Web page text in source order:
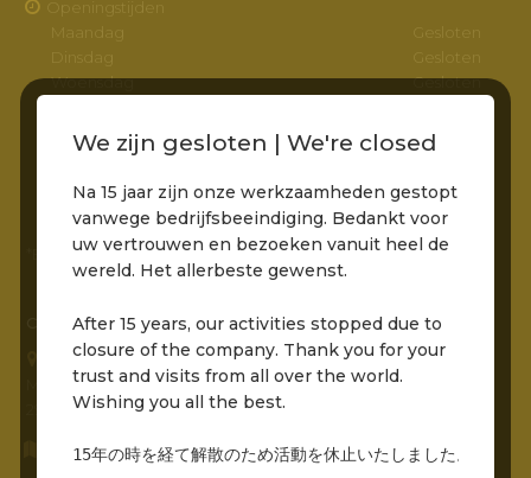
Openingstijden
Maandag
Gesloten
Dinsdag
Gesloten
Woensdag
Gesloten
Vrijdag
11:00 – 22:00
Zaterdag
11:00 – 22:00
*Entree via het pad naar de molens is bereikbaar
CONTACTGEGEVENS
Grandcafé Buena Vista B.V.
Molenstraat 230
2961 AR, Kinderdijk
Routebeschrijving opvragen
We zijn gesloten | We're closed
Na 15 jaar zijn onze werkzaamheden gestopt
vanwege bedrijfsbeeindiging. Bedankt voor
uw vertrouwen en bezoeken vanuit heel de
wereld. Het allerbeste gewenst.
After 15 years, our activities stopped due to
closure of the company. Thank you for your
trust and visits from all over the world.
Wishing you all the best.
15年の時を経て解散のため活動を休止いたしました。世界